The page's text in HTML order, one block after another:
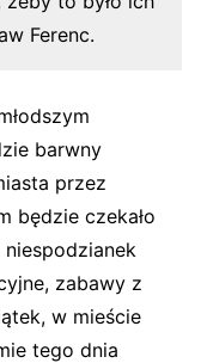
Ferenc.
barwny
przez
będzie czekało
zabawy z
w mieście
tego dnia